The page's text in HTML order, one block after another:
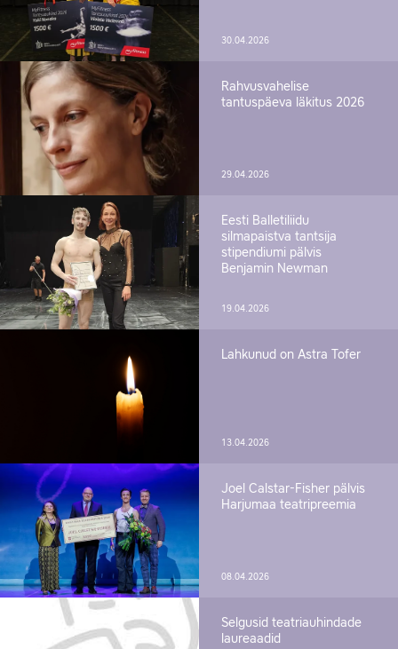
30.04.2026
Rahvusvahelise
tantuspäeva läkitus 2026
29.04.2026
Eesti Balletiliidu
silmapaistva tantsija
stipendiumi pälvis
Benjamin Newman
19.04.2026
Lahkunud on Astra Tofer
13.04.2026
Joel Calstar-Fisher pälvis
Harjumaa teatripreemia
08.04.2026
Selgusid teatriauhindade
laureaadid